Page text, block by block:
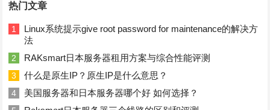
热门文章
1
Linux系统提示give root password for maintenance的解决方
法
2 RAKsmart日本服务器租用方案与综合性能评测
3 什么是原生IP？原生IP是什么意思？
4 美国服务器和日本服务器哪个好 如何选择？